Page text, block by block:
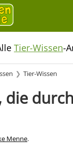
Tier-Wissen-
Tier-Wissen
die
Menne.